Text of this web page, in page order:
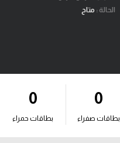
الحالة : متاح
0
بطاقات صفراء
0
بطاقات حمراء